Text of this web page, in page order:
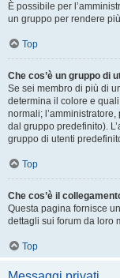
È possibile per
un gruppo per rendere
Top
Che cos’è un gruppo di
Se sei membro di più di
determina il colore e
normali;
dal gruppo predefinito).
gruppo di utenti
Top
Che cos’è il
Questa pagina fornisce
dettagli sui forum da loro
Top